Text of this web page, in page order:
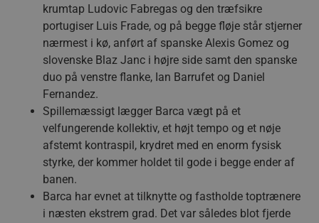
krumtap Ludovic Fabregas og den træfsikre
portugiser Luis Frade, og på begge fløje står stjerner
nærmest i kø, anført af spanske Alexis Gomez og
slovenske Blaz Janc i højre side samt den spanske
duo på venstre flanke, Ian Barrufet og Daniel
Fernandez.
Spillemæssigt lægger Barca vægt på et
velfungerende kollektiv, et højt tempo og et nøje
afstemt kontraspil, krydret med en enorm fysisk
styrke, der kommer holdet til gode i begge ender af
banen.
Barca har evnet at tilknytte og fastholde toptrænere
i næsten ekstrem grad. Det var således blot fjerde